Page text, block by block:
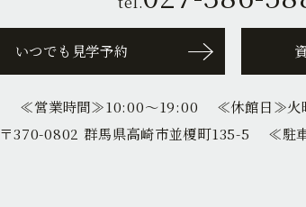
いつでも見学予約
≪営業時間≫10:00〜19:00 ≪休館日≫火
〒370-0802 群馬県高崎市並榎町135-5 ≪駐